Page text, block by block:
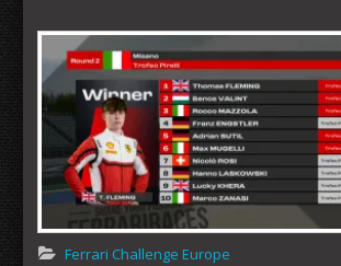
Ferrari Challenge Europe